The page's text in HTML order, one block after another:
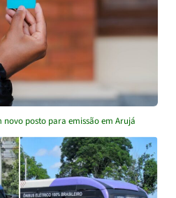
posto para emissão em Arujá